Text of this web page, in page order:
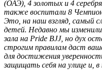
(ОАЭ), 4 золотых и 4
также воспитали 8
Это, на наш взгляд, самый
детей. Недавно мы
зала на Pride BJJ, но дух
строгим правилам даст
для достижения
защищать себя на улице и,